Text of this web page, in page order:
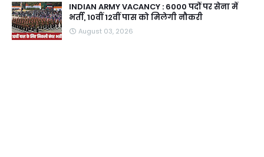
INDIAN ARMY VACANCY : 6000 पदों पर सेना में
भर्ती, 10वीं 12वीं पास को मिलेगी नौकरी
August 03, 2026